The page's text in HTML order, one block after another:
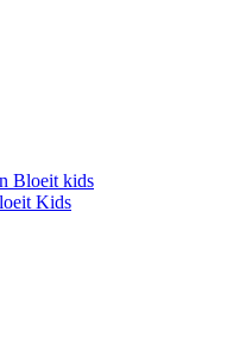
Bloeit kids
Kids